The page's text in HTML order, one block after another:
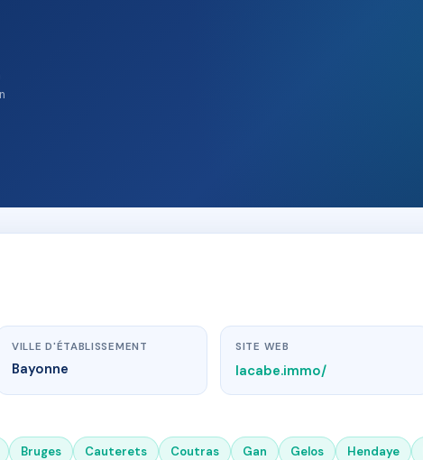
VILLE D'ÉTABLISSEMENT
Bayonne
SITE WEB
lacabe.immo/
Bruges Cauterets Coutras Gan Gelos Hendaye